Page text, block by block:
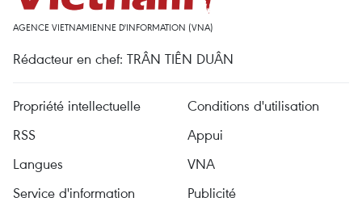
AGENCE VIETNAMIENNE D'INFORMATION (VNA)
Rédacteur en chef: TRÂN TIÊN DUÂN
Propriété intellectuelle
Conditions d'utilisation
RSS
Appui
Langues
VNA
Service d'information
Publicité